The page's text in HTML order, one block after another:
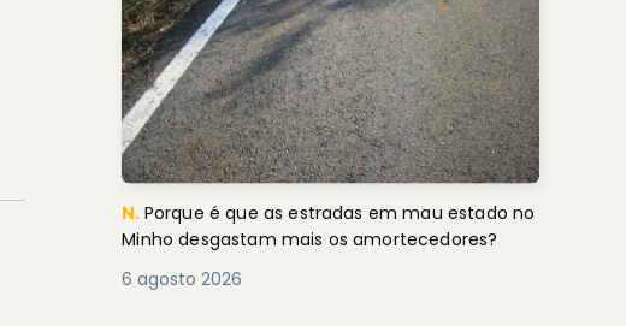
N. Porque é que as estradas em mau estado no
Minho desgastam mais os amortecedores?
6 agosto 2026